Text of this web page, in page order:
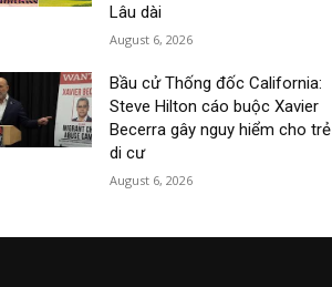
Lâu dài
August 6, 2026
Bầu cử Thống đốc California:
Steve Hilton cáo buộc Xavier
Becerra gây nguy hiểm cho trẻ
di cư
August 6, 2026